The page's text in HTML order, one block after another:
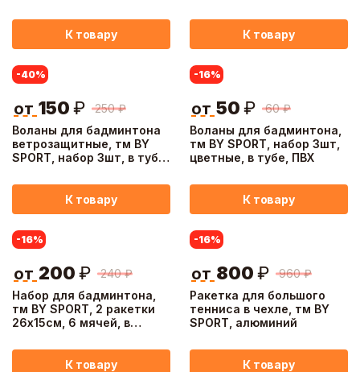
К товару
дерево
К товару
Воланы для бадминтона
ветрозащитные, тм BY
SPORT, набор 3шт, в тубе,
-40%
250 ₽
от 150 ₽
К товару
Воланы для бадминтона,
тм BY SPORT, набор 3шт,
цветные, в тубе, ПВХ
-16%
60 ₽
от 50 ₽
К товару
Набор для бадминтона,
тм BY SPORT, 2 ракетки
26х15см, 6 мячей, в
-16%
240 ₽
от 200 ₽
К товару
Ракетка для большого
тенниса в чехле, тм BY
SPORT, алюминий
-16%
960 ₽
от 800 ₽
К товару